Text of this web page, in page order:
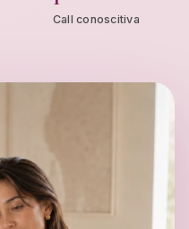
Call conoscitiva